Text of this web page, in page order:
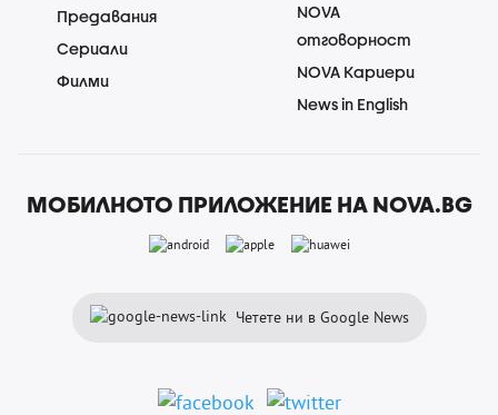
Предавания
Сериали
Филми
NOVA
отговорност
NOVA Кариери
News in English
МОБИЛНОТО ПРИЛОЖЕНИЕ НА NOVA.BG
Четете ни в Google News